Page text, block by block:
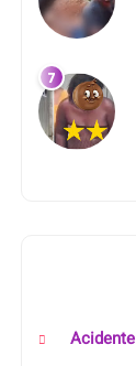
Acidente